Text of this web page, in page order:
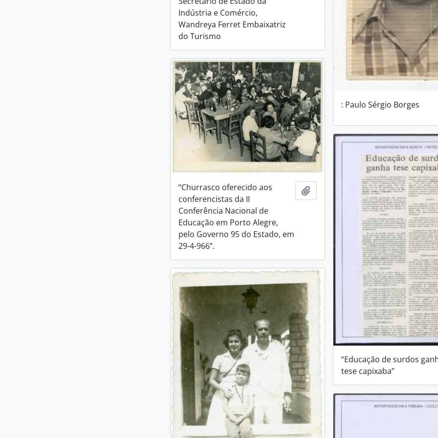
Indústria e Comércio,
Wandreya Ferret Embaixatriz
do Turismo
: Paulo Sérgio Borges
“Churrasco oferecido aos
conferencistas da II
Conferência Nacional de
Educação em Porto Alegre,
pelo Governo 95 do Estado, em
29-4-966”.
Adicionar a área de transferência
“Educação de surdos
tese capixaba”